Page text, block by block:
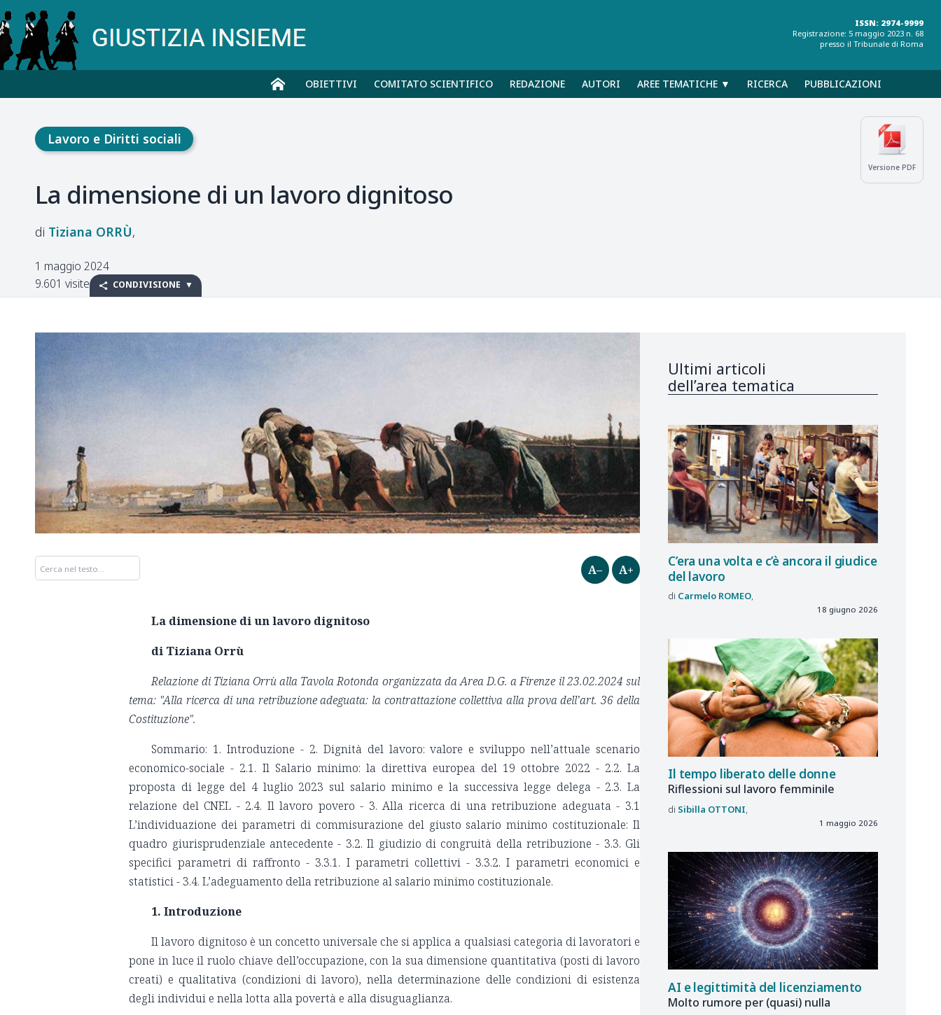
ISSN: 2974-9999
Registrazione: 5 maggio 2023 n. 68
presso il Tribunale di Roma
OBIETTIVI COMITATO SCIENTIFICO REDAZIONE AUTORI AREE TEMATICHE ▼ RICERCA PUBBLICAZIONI
Versione PDF
Lavoro e Diritti sociali
La dimensione di un lavoro dignitoso
Tiziana ORRÙ
1 maggio 2024
9.601 visite
CONDIVISIONE
A– A+
La dimensione di un lavoro dignitoso
di Tiziana Orrù
Relazione di Tiziana Orrù alla Tavola Rotonda organizzata da Area D.G. a Firenze il 23.02.2024 sul
tema: "Alla ricerca di una retribuzione adeguata: la contrattazione collettiva alla prova dell’art. 36 della
Costituzione".
Sommario: 1. Introduzione - 2. Dignità del lavoro: valore e sviluppo nell’attuale scenario
economico-sociale - 2.1. Il Salario minimo: la direttiva europea del 19 ottobre 2022 - 2.2. La
proposta di legge del 4 luglio 2023 sul salario minimo e la successiva legge delega - 2.3. La
relazione del CNEL - 2.4. Il lavoro povero - 3. Alla ricerca di una retribuzione adeguata - 3.1
L’individuazione dei parametri di commisurazione del giusto salario minimo costituzionale: Il
quadro giurisprudenziale antecedente - 3.2. Il giudizio di congruità della retribuzione - 3.3. Gli
specifici parametri di raffronto - 3.3.1. I parametri collettivi - 3.3.2. I parametri economici e
statistici - 3.4. L’adeguamento della retribuzione al salario minimo costituzionale.
1. Introduzione
Il lavoro dignitoso è un concetto universale che si applica a qualsiasi categoria di lavoratori e
pone in luce il ruolo chiave dell’occupazione, con la sua dimensione quantitativa (posti di lavoro
creati) e qualitativa (condizioni di lavoro), nella determinazione delle condizioni di esistenza
degli individui e nella lotta alla povertà e alla disuguaglianza.
Ultimi articoli
dell’area tematica
C’era una volta e c’è ancora il giudice
del lavoro
Carmelo ROMEO
18 giugno 2026
Il tempo liberato delle donne
Riflessioni sul lavoro femminile
Sibilla OTTONI
1 maggio 2026
AI e legittimità del licenziamento
Molto rumore per (quasi) nulla